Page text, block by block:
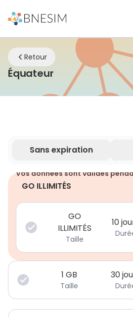
Retour
ÉquateureSIM | Restez
Sans expiration
Vos données sont valides
GO ILLIMITÉS
GO
ILLIMITÉS
Taille
10
1 GB
Taille
30